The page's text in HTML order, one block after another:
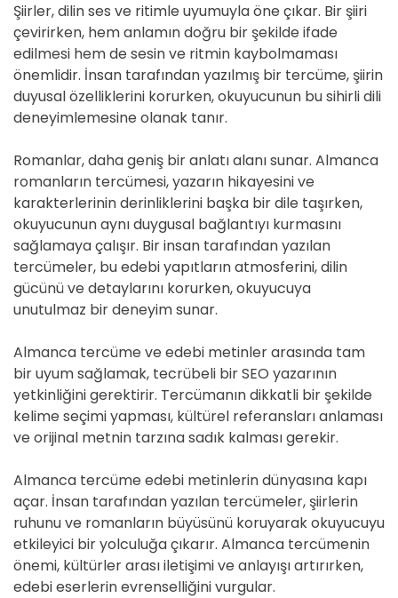
Şiirler, dilin ses ve ritimle uyumuyla öne çıkar. Bir şiiri
çevirirken, hem anlamın doğru bir şekilde ifade
edilmesi hem de sesin ve ritmin kaybolmaması
önemlidir. İnsan tarafından yazılmış bir tercüme, şiirin
duyusal özelliklerini korurken, okuyucunun bu sihirli dili
deneyimlemesine olanak tanır.
Romanlar, daha geniş bir anlatı alanı sunar. Almanca
romanların tercümesi, yazarın hikayesini ve
karakterlerinin derinliklerini başka bir dile taşırken,
okuyucunun aynı duygusal bağlantıyı kurmasını
sağlamaya çalışır. Bir insan tarafından yazılan
tercümeler, bu edebi yapıtların atmosferini, dilin
gücünü ve detaylarını korurken, okuyucuya
unutulmaz bir deneyim sunar.
Almanca tercüme ve edebi metinler arasında tam
bir uyum sağlamak, tecrübeli bir SEO yazarının
yetkinliğini gerektirir. Tercümanın dikkatli bir şekilde
kelime seçimi yapması, kültürel referansları anlaması
ve orijinal metnin tarzına sadık kalması gerekir.
Almanca tercüme edebi metinlerin dünyasına kapı
açar. İnsan tarafından yazılan tercümeler, şiirlerin
ruhunu ve romanların büyüsünü koruyarak okuyucuyu
etkileyici bir yolculuğa çıkarır. Almanca tercümenin
önemi, kültürler arası iletişimi ve anlayışı artırırken,
edebi eserlerin evrenselliğini vurgular.